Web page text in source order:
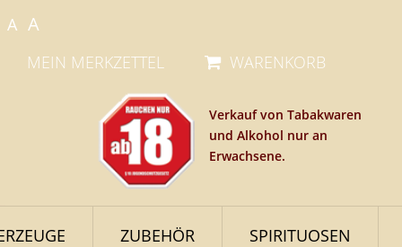
A A
WARENKORB
Verkauf von Tabakwaren
und Alkohol nur an
Erwachsene.
MEIN MERKZETTEL
ZUBEHÖR SPIRITUOSEN